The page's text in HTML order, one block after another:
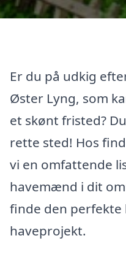
Er du på udkig
Øster Lyng, som
et skønt fristed?
rette sted! Hos
vi en omfattende
havemænd i dit
finde den
haveprojekt.